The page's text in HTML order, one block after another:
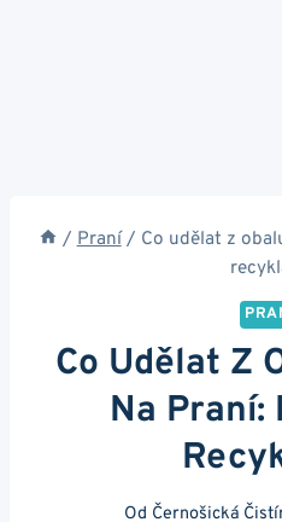
/ Praní / Co udělat z
Co Udělat Z
Na
Od Černošická